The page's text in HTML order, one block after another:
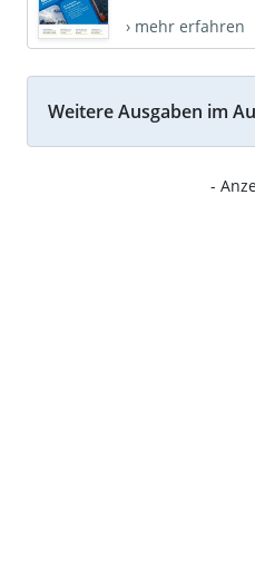
› mehr erfahren
Weitere Ausgaben im
-